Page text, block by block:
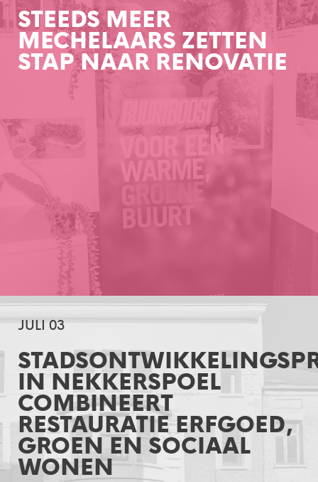
STEEDS MEER
MECHELAARS ZETTEN
STAP NAAR RENOVATIE
JULI 03
IN NEKKERSPOEL
COMBINEERT
RESTAURATIE ERFGOED,
GROEN EN SOCIAAL
WONEN